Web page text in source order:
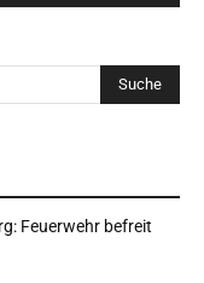
Feuerwehr befreit